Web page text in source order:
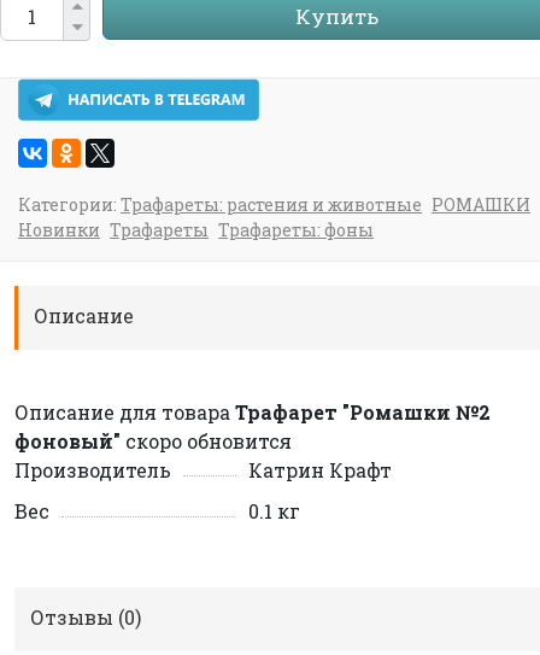
Купить
Категории: Трафареты: растения и животные РОМАШКИ
Новинки Трафареты Трафареты: фоны
Описание
Описание для товара Трафарет "Ромашки №2
фоновый" скоро обновится
Производитель
Катрин Крафт
Вес
0.1 кг
Отзывы (0)